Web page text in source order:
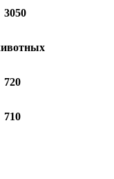
3050
720
710